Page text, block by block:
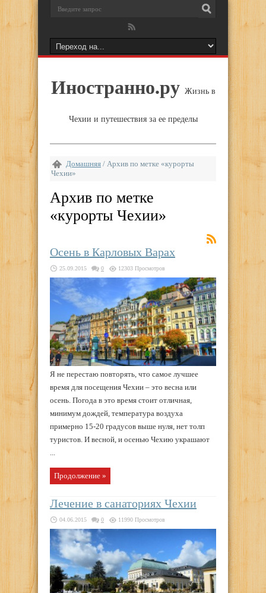
Иностранно.ру Жизнь в
Чехии и путешествия за ее пределы
Домашняя / Архив по метке «курорты
Чехии»
Архив по метке
«курорты Чехии»
Осень в Карловых Варах
25.09.2015 0 12303 Просмотров
Я не перестаю повторять, что самое лучшее
время для посещения Чехии – это весна или
осень. Погода в это время стоит отличная,
минимум дождей, температура воздуха
примерно 15-20 градусов выше нуля, нет толп
туристов. И весной, и осенью Чехию украшают
Продолжение »
Лечение в санаториях Чехии
04.06.2015 0 11990 Просмотров